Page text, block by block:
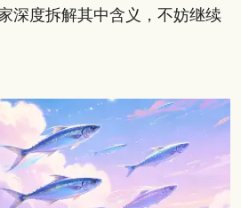
深度拆解其中含义，不妨继续